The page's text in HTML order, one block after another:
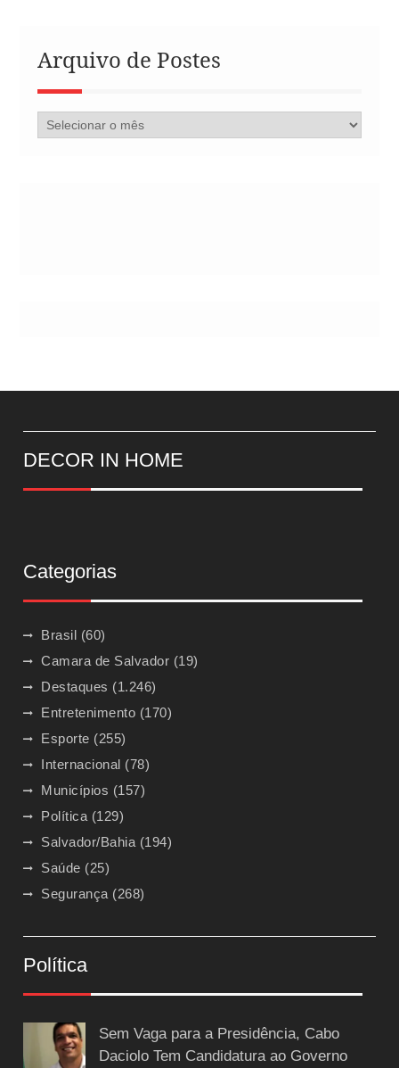
Arquivo de Postes
Arquivo
de
DECOR IN HOME
Categorias
Brasil (60)
Camara de Salvador (19)
Destaques (1.246)
Entretenimento (170)
Esporte (255)
Internacional (78)
Municípios (157)
Política (129)
Salvador/Bahia (194)
Saúde (25)
Segurança (268)
Política
Sem Vaga para a Presidência, Cabo
Daciolo Tem Candidatura ao Governo